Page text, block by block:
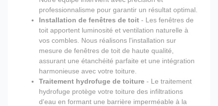
professionnalisme pour garantir un résultat optimal.
Installation de fenêtres de toit - Les fenêtres de
toit apportent luminosité et ventilation naturelle à
vos combles. Nous réalisons l'installation sur
mesure de fenêtres de toit de haute qualité,
assurant une étanchéité parfaite et une intégration
harmonieuse avec votre toiture.
Traitement hydrofuge de toiture - Le traitement
hydrofuge protège votre toiture des infiltrations
d'eau en formant une barrière imperméable à la